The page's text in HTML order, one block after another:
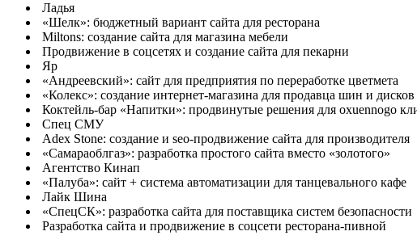
Ладья
«Шелк»: бюджетный вариант сайта для ресторана
Miltons: создание сайта для магазина мебели
Продвижение в соцсетях и создание сайта для пекарни
Яр
«Андреевский»: сайт для предприятия по переработке цветмета
«Колекс»: создание интернет-магазина для продавца шин и дисков
Коктейль-бар «Напитки»: продвинутые решения для oxuennogo
Спец СМУ
Adex Stone: создание и seo-продвижение сайта для производителя
«Самараоблгаз»: разработка простого сайта вместо «золотого»
Агентство Кинап
«Палуба»: сайт + система автоматизации для танцевального кафе
Лайк Шина
«СпецСК»: разработка сайта для поставщика систем безопасности
Разработка сайта и продвижение в соцсети ресторана-пивной